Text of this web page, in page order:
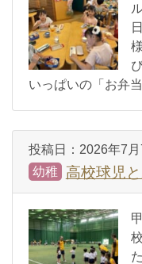
いっぱいの「お弁
投稿日： 2026年7月
幼稚
高校球児